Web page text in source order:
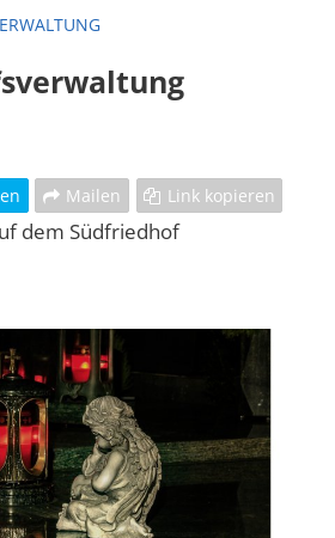
Mailen Link kopieren
dem Südfriedhof